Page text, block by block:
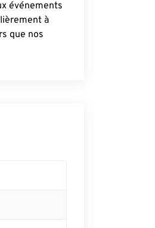
événements
à
que nos